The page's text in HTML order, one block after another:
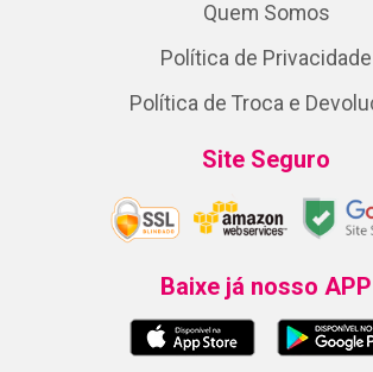
Quem Somos
Política de Privacidade
Política de Troca e
Site Seguro
Baixe já nosso APP